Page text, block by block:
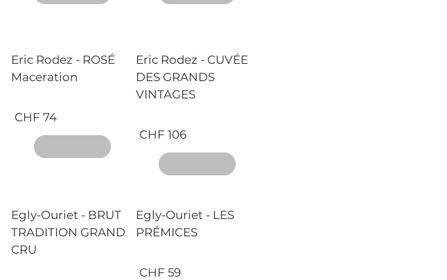
Eric Rodez - ROSÉ
Maceration
CHF 74
Eric Rodez - CUVÉE
DES GRANDS
VINTAGES
CHF 106
Egly-Ouriet - BRUT
TRADITION GRAND
CRU
Egly-Ouriet - LES
PRÉMICES
CHF 59